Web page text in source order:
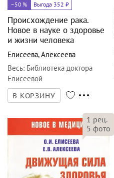
–50 % Выгода 352 ₽
Происхождение рака.
Новое в науке о здоровье
и жизни человека
Елисеева,Алексеева
Весь: Библиотека доктора
Елисеевой
В КОРЗИНУ
1 рец.
5 фото